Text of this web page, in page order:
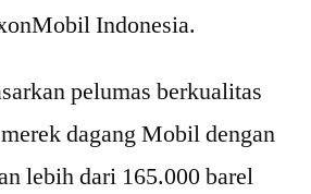
Indonesia.
pelumas berkualitas
dagang Mobil dengan
lebih dari 165.000 barel